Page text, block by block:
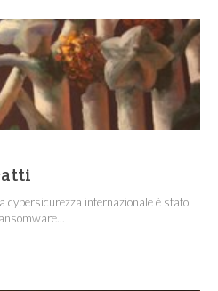
cybersicurezza internazionale è stato